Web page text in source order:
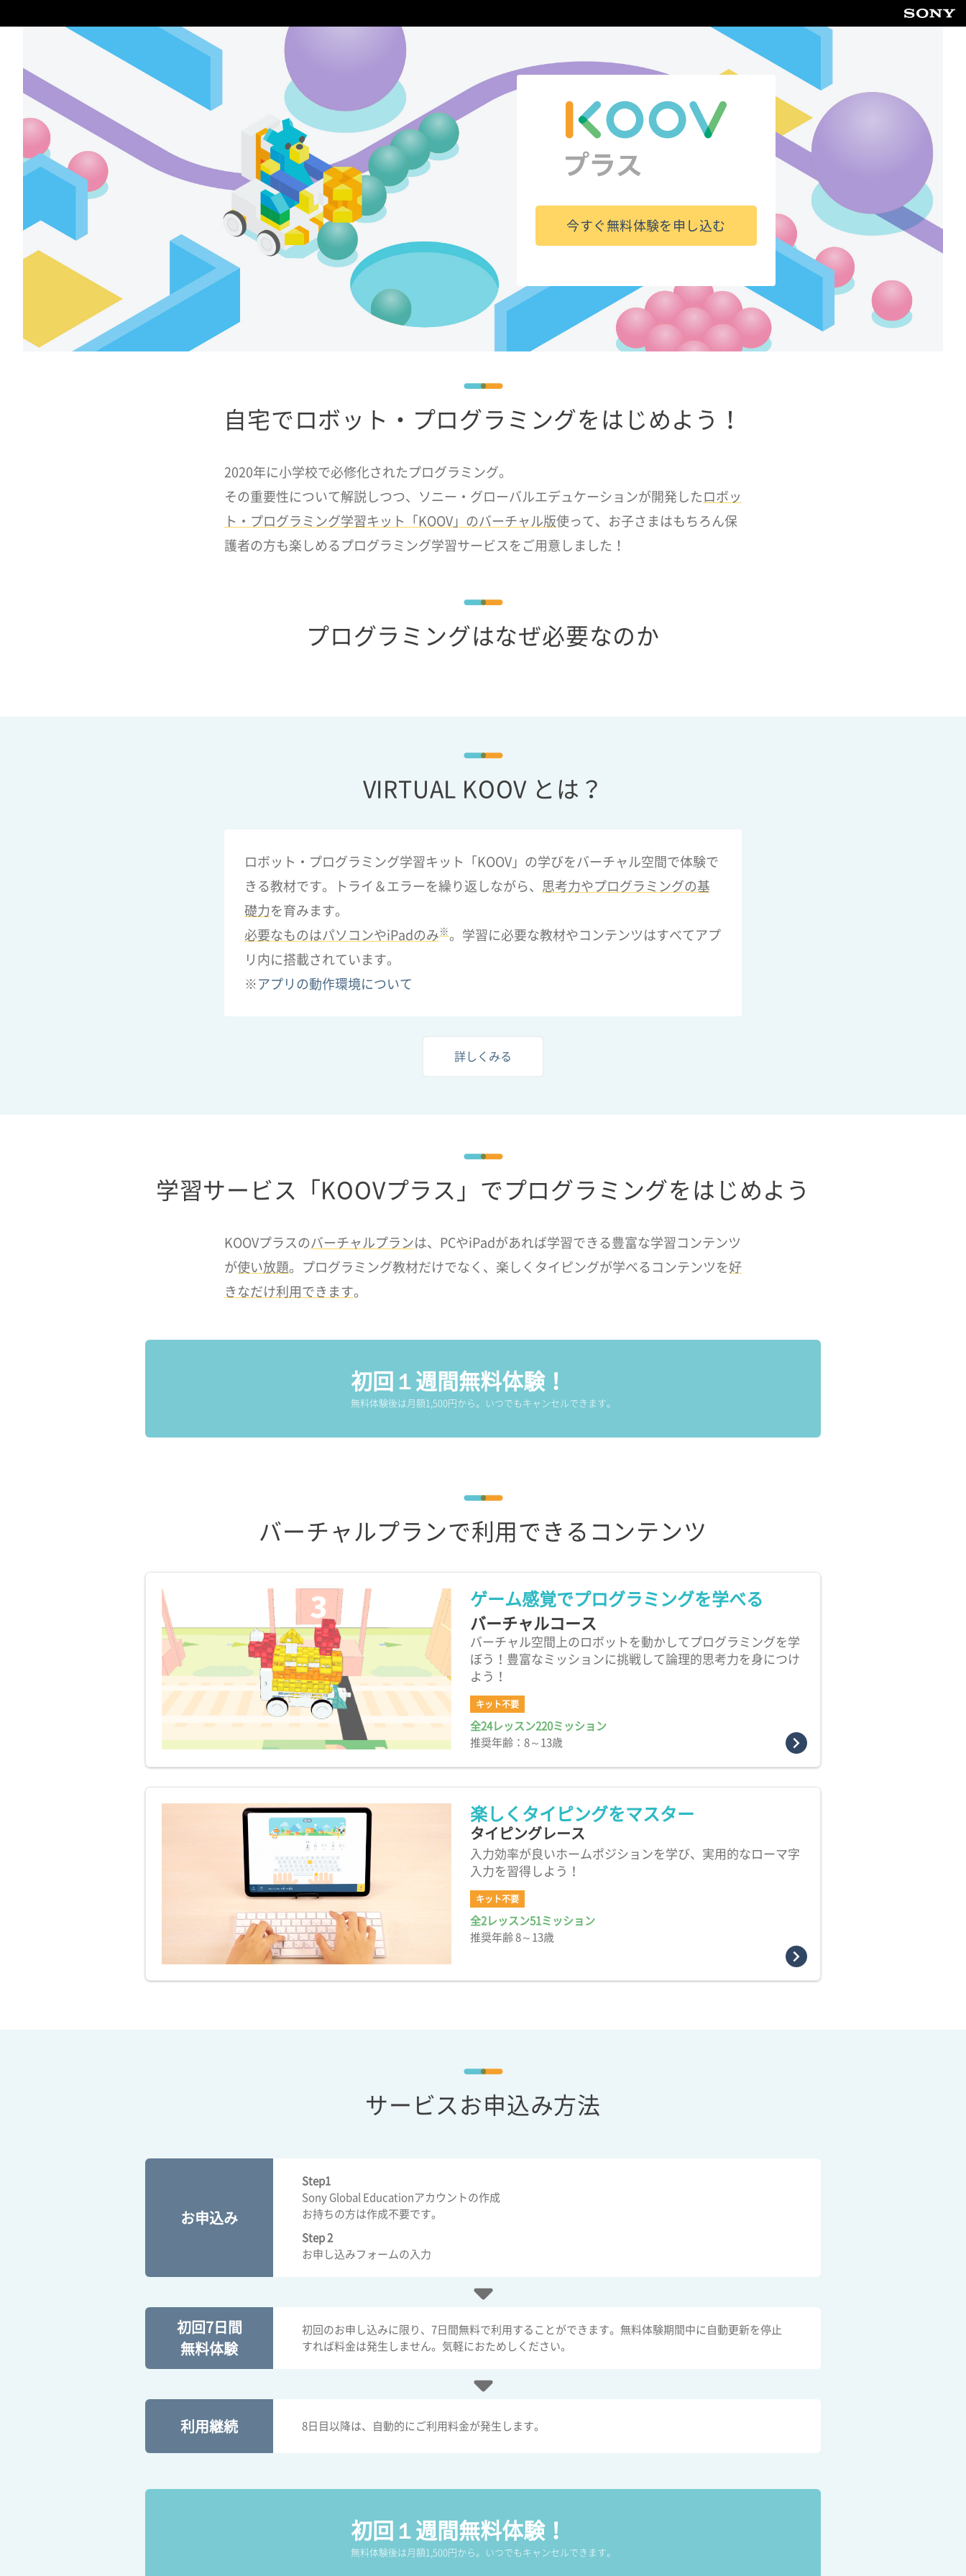
今すぐ無料体験を申し込む
自宅でロボット・プログラミングをはじめよう！
2020年に小学校で必修化されたプログラミング。
その重要性について解説しつつ、ソニー・グローバルエデュケーションが開発した ロボッ
ト・プログラミング学習キット「KOOV」のバーチャル版使って、お子さまはもちろん保
護者の方も楽しめるプログラミング学習サービスをご用意しました！
プログラミングはなぜ必要なのか
VIRTUAL KOOV とは？
ロボット・プログラミング学習キット「KOOV」の学びをバーチャル空間で体験で
きる教材です。トライ＆エラーを繰り返しながら、
思考力やプログラミングの基
礎力を育みます。
必要なものはパソコンやiPadのみ ※ 。学習に必要な教材やコンテンツはすべてアプ
リ内に搭載されています。
※ アプリの動作環境について
詳しくみる
学習サービス「KOOVプラス」でプログラミングをはじめよう
KOOVプラスのバーチャルプランは、PCやiPadがあれば学習できる豊富な学習コンテンツ
が使い放題。プログラミング教材だけでなく、楽しくタイピングが学べるコンテンツを好
きなだけ利用できます。
初回１週間無料体験！
無料体験後は月額1,500円から。いつでもキャンセルできます。
バーチャルプランで利用できるコンテンツ
ゲーム感覚でプログラミングを学べる
バーチャルコース
バーチャル空間上のロボットを動かしてプログラミングを学
ぼう！豊富なミッションに挑戦して論理的思考力を身につけ
よう！
キット不要
全24レッスン220ミッション
推奨年齢：8～13歳
楽しくタイピングをマスター
タイピングレース
入力効率が良いホームポジションを学び、実用的なローマ字
入力を習得しよう！
キット不要
全2レッスン51ミッション
推奨年齢 8～13歳
サービスお申込み方法
お申込み
Step1
Sony Global Educationアカウントの作成
お持ちの方は作成不要です。
Step 2
お申し込みフォームの入力
初回7日間
無料体験
初回のお申し込みに限り、7日間無料で利用することができます。無料体験期間中に自動更新を停止
すれば料金は発生しません。気軽におためしください。
利用継続 8日目以降は、自動的にご利用料金が発生します。
初回１週間無料体験！
無料体験後は月額1,500円から。いつでもキャンセルできます。